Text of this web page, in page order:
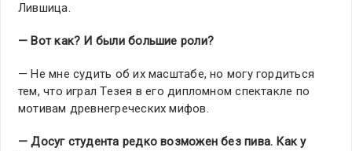
Лившица.
— Вот как? И были большие роли?
— Не мне судить об их масштабе, но могу гордиться
тем, что играл Тезея в его дипломном спектакле по
мотивам древнегреческих мифов.
— Досуг студента редко возможен без пива. Как у